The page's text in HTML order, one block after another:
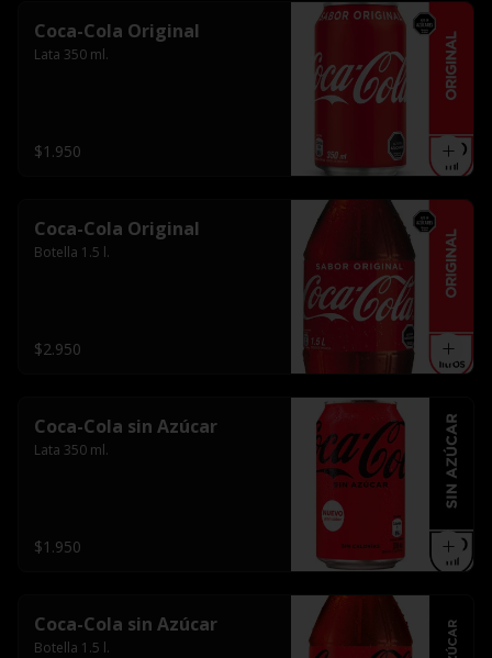
Coca-Cola Original
Lata 350 ml.
$1.950
Coca-Cola Original
Botella 1.5 l.
$2.950
Coca-Cola sin Azúcar
Lata 350 ml.
$1.950
Coca-Cola sin Azúcar
Botella 1.5 l.